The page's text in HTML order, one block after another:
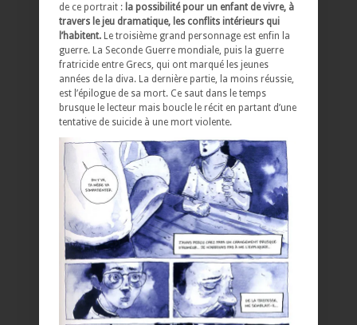
de ce portrait : la possibilité pour un enfant de vivre, à
travers le jeu dramatique, les conflits intérieurs qui
l’habitent. Le troisième grand personnage est enfin la
guerre. La Seconde Guerre mondiale, puis la guerre
fratricide entre Grecs, qui ont marqué les jeunes
années de la diva. La dernière partie, la moins réussie,
est l’épilogue de sa mort. Ce saut dans le temps
brusque le lecteur mais boucle le récit en partant d’une
tentative de suicide à une mort violente.